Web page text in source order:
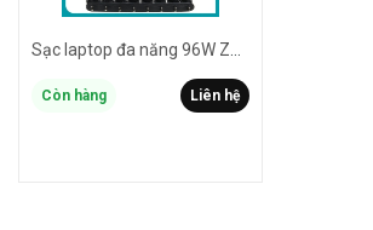
Còn hàng Liên hệ